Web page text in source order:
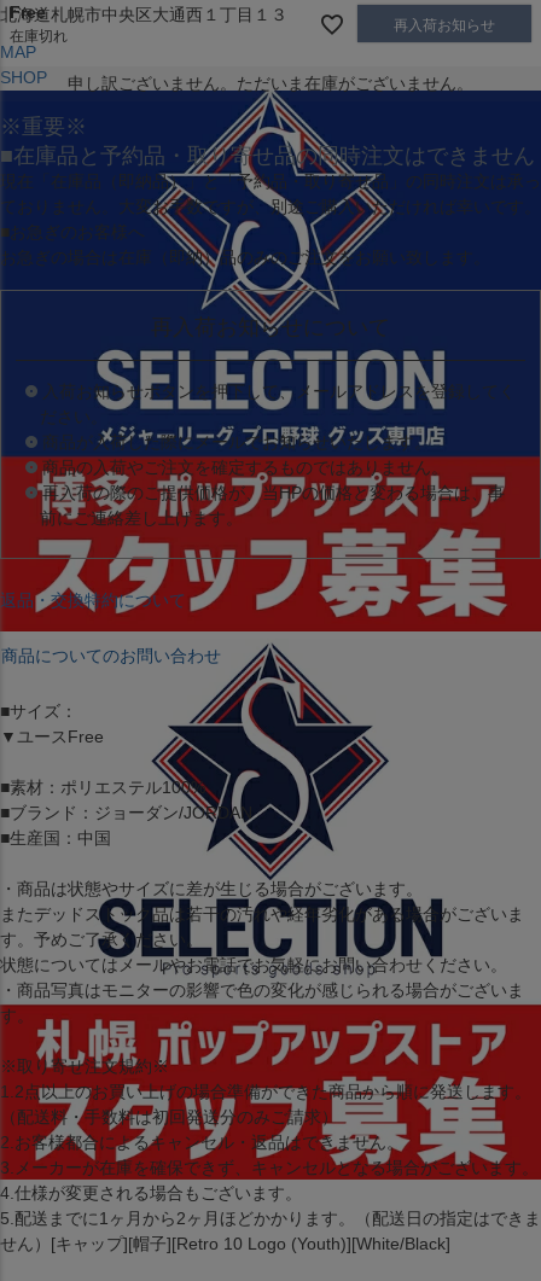
北海道札幌市中央区大通西１丁目１３
MAP
SHOP
Free
在庫切れ
再入荷お知らせ
申し訳ございません。ただいま在庫がございません。
※重要※
■在庫品と予約品・取り寄せ品の同時注文はできません
現在 「在庫品（即納品）」と「予約品・取り寄せ品」 の同時注文は承っ
ておりません。大変お手数ですが、別途ご購入いただければ幸いです。
■お急ぎのお客様へ
お急ぎの場合は 在庫（即納）品のみのご注文をお願い致します。
再入荷お知らせについて
入荷お知らせボタンを押下して、メールアドレスを登録してく
ださい。
商品が入荷した際にメールでお知らせいたします。
商品の入荷やご注文を確定するものではありません。
再入荷の際のご提供価格が、当HPの価格と変わる場合は、事
前にご連絡差し上げます。
返品・交換特約について
商品についてのお問い合わせ
■サイズ：
▼ユースFree
■素材：ポリエステル100%
■ブランド：ジョーダン/JORDAN
■生産国：中国
・商品は状態やサイズに差が生じる場合がございます。
またデッドストック品は若干の汚れや経年劣化がある場合がございま
す。予めご了承ください。
状態についてはメールやお電話でお気軽にお問い合わせください。
・商品写真はモニターの影響で色の変化が感じられる場合がございま
す。
※取り寄せ注文規約※
1.2点以上のお買い上げの場合準備ができた商品から順に発送します。
（配送料・手数料は初回発送分のみご請求）
2.お客様都合によるキャンセル・返品はできません。
3.メーカーが在庫を確保できず、キャンセルとなる場合がございます。
4.仕様が変更される場合もございます。
5.配送までに1ヶ月から2ヶ月ほどかかります。（配送日の指定はできま
せん）[キャップ][帽子][Retro 10 Logo (Youth)][White/Black]